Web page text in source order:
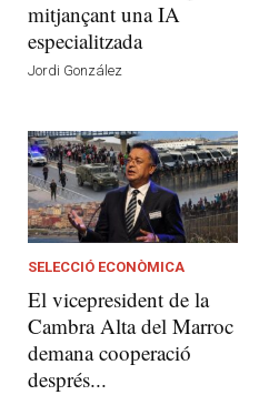
mitjançant una IA
especialitzada
Jordi González
SELECCIÓ ECONÒMICA
El vicepresident de la
Cambra Alta del Marroc
demana cooperació
després...